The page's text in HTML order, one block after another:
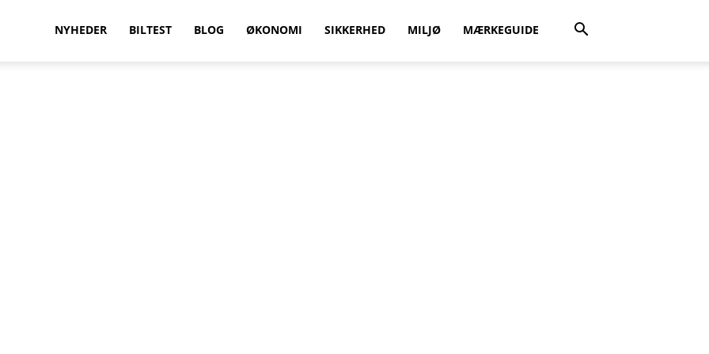
NYHEDER BILTEST BLOG ØKONOMI SIKKERHED MILJØ MÆRKEGUIDE